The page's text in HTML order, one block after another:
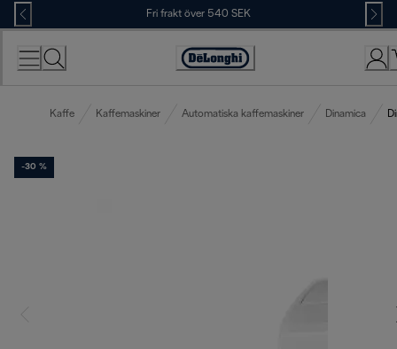
Skip
to
Content
Fri frakt över 540 SEK
Accessibility
Kaffe Kaffemaskiner Automatiska kaffemaskiner Dinamica
-30 %